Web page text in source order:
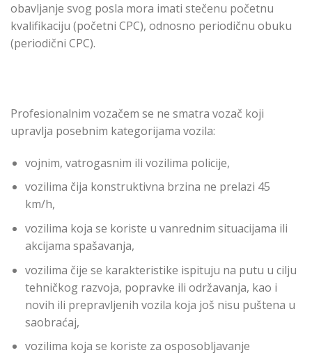
obavljanje svog posla mora imati stečenu početnu
kvalifikaciju (početni CPC), odnosno periodičnu obuku
(periodični CPC).
Profesionalnim vozačem se ne smatra vozač koji
upravlja posebnim kategorijama vozila:
vojnim, vatrogasnim ili vozilima policije,
vozilima čija konstruktivna brzina ne prelazi 45
km/h,
vozilima koja se koriste u vanrednim situacijama ili
akcijama spašavanja,
vozilima čije se karakteristike ispituju na putu u cilju
tehničkog razvoja, popravke ili održavanja, kao i
novih ili prepravljenih vozila koja još nisu puštena u
saobraćaj,
vozilima koja se koriste za osposobljavanje